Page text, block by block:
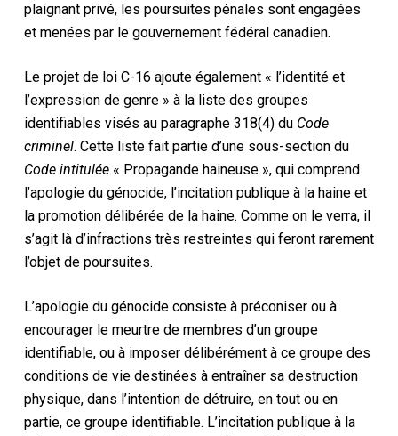
plaignant privé, les poursuites pénales sont engagées
et menées par le gouvernement fédéral canadien.
Le projet de loi C-16 ajoute également « l’identité et
l’expression de genre » à la liste des groupes
identifiables visés au paragraphe 318(4) du Code
criminel. Cette liste fait partie d’une sous-section du
Code intitulée « Propagande haineuse », qui comprend
l’apologie du génocide, l’incitation publique à la haine et
la promotion délibérée de la haine. Comme on le verra, il
s’agit là d’infractions très restreintes qui feront rarement
l’objet de poursuites.
L’apologie du génocide consiste à préconiser ou à
encourager le meurtre de membres d’un groupe
identifiable, ou à imposer délibérément à ce groupe des
conditions de vie destinées à entraîner sa destruction
physique, dans l’intention de détruire, en tout ou en
partie, ce groupe identifiable. L’incitation publique à la